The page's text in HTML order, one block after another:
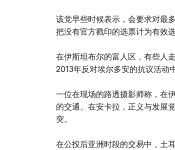
该党早些时候表示，会要求对最
把没有官方戳印的选票计为有效
在伊斯坦布尔的富人区，有些人
2013年反对埃尔多安的抗议活动
一位在现场的路透摄影师称，在
的交通。在安卡拉，正义与发展
突。
在公投后亚洲时段的交易中，土